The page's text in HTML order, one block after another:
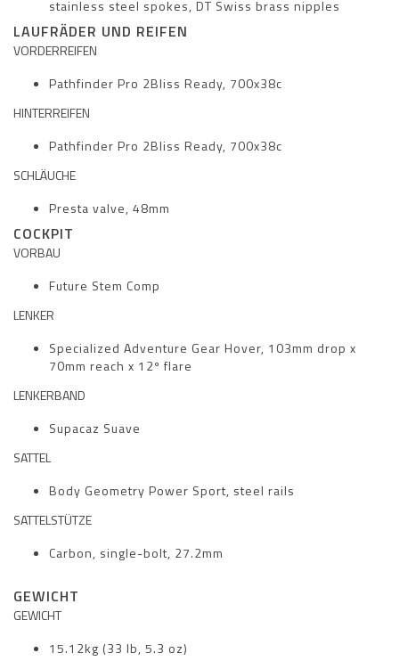
stainless steel spokes, DT Swiss brass nipples
LAUFRÄDER UND REIFEN
VORDERREIFEN
Pathfinder Pro 2Bliss Ready, 700x38c
HINTERREIFEN
Pathfinder Pro 2Bliss Ready, 700x38c
SCHLÄUCHE
Presta valve, 48mm
COCKPIT
VORBAU
Future Stem Comp
LENKER
Specialized Adventure Gear Hover, 103mm drop x
70mm reach x 12º flare
LENKERBAND
Supacaz Suave
SATTEL
Body Geometry Power Sport, steel rails
SATTELSTÜTZE
Carbon, single-bolt, 27.2mm
GEWICHT
GEWICHT
15.12kg (33 lb, 5.3 oz)